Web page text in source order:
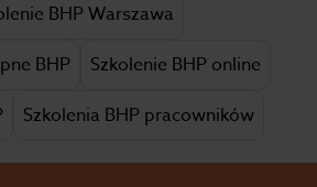
BHP Warszawa
BHP
Szkolenie BHP online
Szkolenia BHP pracowników